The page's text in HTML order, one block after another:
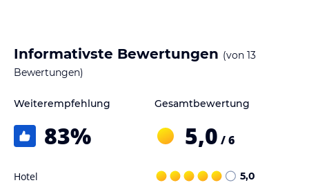
eingerichtet. Jedes Zimmer verfügt über ein eigenes Badezimmer
und einen Flachbild-TV. Einige Zimmer bieten zudem einen
Das Hotel ist mit einem Aufzug ausgestattet, um Ihnen den
Gastronomie im Hotel
gestärkt in den Tag zu starten. In der näheren Umgebung gibt es
Informativste Bewertungen (von 13
Bewertungen)
Weiterempfehlung
83%
Gesamtbewertung
5,0 / 6
Hotel 5,0